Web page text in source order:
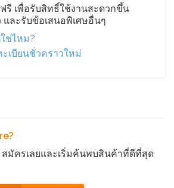
รี เพื่อรับสิทธิ์ใช้งานสะดวกขึ้น
และรับข้อเสนอพิเศษอื่นๆ
ช่ไหม?
ะเบียนชั่วคราวใหม่
มัครเลยและเริ่มค้นพบสินค้าที่ดีที่สุด